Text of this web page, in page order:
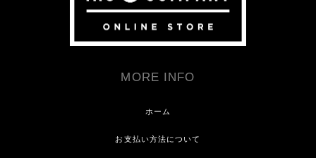
MORE INFO
ホーム
お支払い方法について